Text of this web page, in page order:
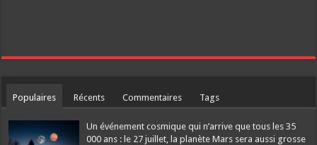
Populaires Récents Commentaires Tags
Un événement cosmique qui n’arrive que tous les 35
000 ans : le 27 juillet, la planète Mars sera aussi grosse